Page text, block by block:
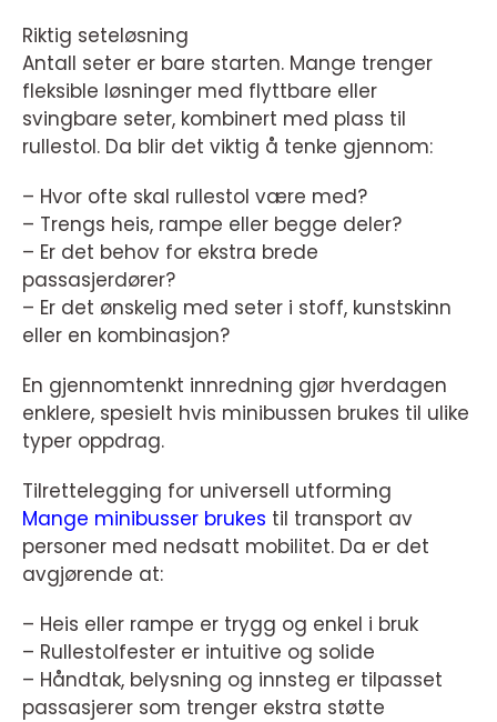
Riktig seteløsning
Antall seter er bare starten. Mange trenger
fleksible løsninger med flyttbare eller
svingbare seter, kombinert med plass til
rullestol. Da blir det viktig å tenke gjennom:
– Hvor ofte skal rullestol være med?
– Trengs heis, rampe eller begge deler?
– Er det behov for ekstra brede
passasjerdører?
– Er det ønskelig med seter i stoff, kunstskinn
eller en kombinasjon?
En gjennomtenkt innredning gjør hverdagen
enklere, spesielt hvis minibussen brukes til ulike
typer oppdrag.
Tilrettelegging for universell utforming
Mange minibusser brukes til transport av
personer med nedsatt mobilitet. Da er det
avgjørende at:
– Heis eller rampe er trygg og enkel i bruk
– Rullestolfester er intuitive og solide
– Håndtak, belysning og innsteg er tilpasset
passasjerer som trenger ekstra støtte